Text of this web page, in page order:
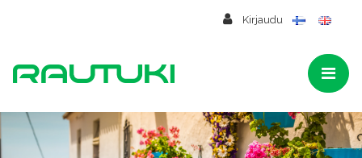
Kirjaudu